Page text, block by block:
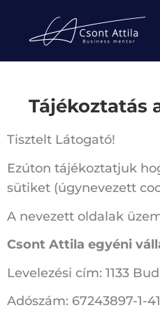
content
Tájékoztatás
Tisztelt Látogató!
Ezúton tájékoztatjuk
sütiket (úgynevezett
A nevezett oldalak
Csont Attila egyéni
Levelezési cím: 1133
Adószám: 67243897-1-41